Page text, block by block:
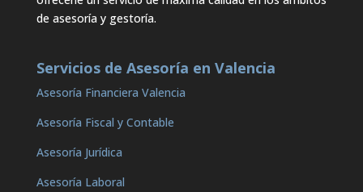
de asesoría y gestoría.
Servicios de Asesoría en Valencia
Asesoría Financiera Valencia
Asesoría Fiscal y Contable
Asesoría Jurídica
Asesoría Laboral